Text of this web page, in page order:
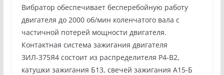
Вибратор обеспечивает бесперебойную работу
двигателя до 2000 об/мин коленчатого вала с
частичной потерей мощности двигателя.
Контактная система зажигания двигателя
ЗИЛ-375Я4 состоит из распределителя Р4-В2,
катушки зажигания Б13, свечей зажигания А15-Б